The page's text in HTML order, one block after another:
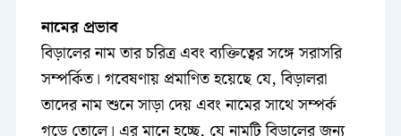
নামের প্রভাব
বিড়ালের নাম তার চরিত্র এবং ব্যক্তিত্বের সঙ্গে সরাসরি
সম্পর্কিত। গবেষণায় প্রমাণিত হয়েছে যে, বিড়ালরা
তাদের নাম শুনে সাড়া দেয় এবং নামের সাথে সম্পর্ক